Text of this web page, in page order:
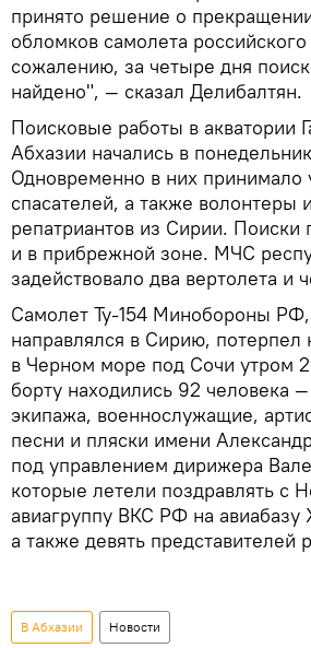
принято решение о
обломков самолета
сожалению, за четыре дня
найдено", — сказал Делибалтян.
Поисковые работы в акватории
Абхазии начались в
Одновременно в них принимало
спасателей, а также волонтеры
репатриантов из Сирии. Поиски
и в прибрежной зоне. МЧС
задействовало два вертолета и
Самолет Ту-154 Минобороны
направлялся в Сирию, потерпел
в Черном море под Сочи утром
борту находились 92 человека
экипажа, военнослужащие,
песни и пляски имени
под управлением дирижера
которые летели поздравлять с
авиагруппу ВКС РФ на
а также девять
В Абхазии Новости